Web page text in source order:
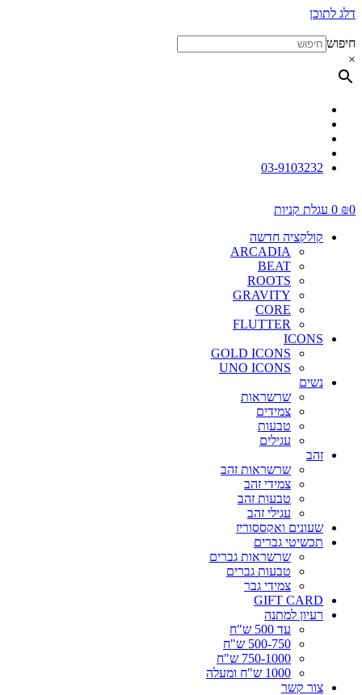
דלג לתוכן
חיפוש
×
03-9103232
₪0
0 עגלת קניות
קולקציה חדשה
ARCADIA
BEAT
ROOTS
GRAVITY
CORE
FLUTTER
ICONS
GOLD ICONS
UNO ICONS
נשים
שרשראות
צמידים
טבעות
עגילים
זהב
שרשראות זהב
צמידי זהב
טבעות זהב
עגילי זהב
שעונים ואקססוריז
תכשיטי גברים
שרשראות גברים
טבעות גברים
צמידי גבר
GIFT CARD
רעיון למתנה
עד 500 ש"ח
500-750 ש"ח
750-1000 ש"ח
1000 ש"ח ומעלה
צור קשר